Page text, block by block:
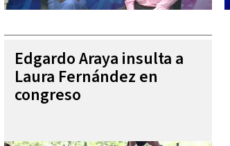
Edgardo Araya insulta a
Laura Fernández en
congreso